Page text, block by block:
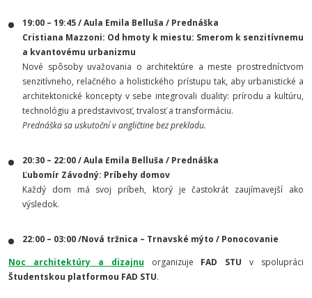
19:00 – 19:45 / Aula Emila Belluša / Prednáška
Cristiana Mazzoni: Od hmoty k miestu: Smerom k senzitívnemu
a kvantovému urbanizmu
Nové spôsoby uvažovania o architektúre a meste prostredníctvom
senzitívneho, relačného a holistického prístupu tak, aby urbanistické a
architektonické koncepty v sebe integrovali duality: prírodu a kultúru,
technológiu a predstavivosť, trvalosť a transformáciu.
Prednáška sa uskutoční v angličtine bez prekladu.
20:30 – 22:00 / Aula Emila Belluša / Prednáška
Ľubomír Závodný: Príbehy domov
Každý dom má svoj príbeh, ktorý je častokrát zaujímavejší ako
výsledok.
22:00 – 03:00 /Nová tržnica – Trnavské mýto / Ponocovanie
Noc architektúry a dizajnu organizuje FAD STU v spolupráci
Študentskou platformou FAD STU.